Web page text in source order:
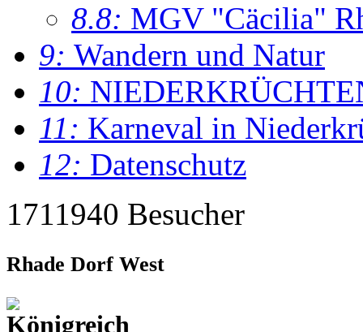
8.8: MGV "Cäcilia"
9: Wandern und Natur
10:
11: Karneval in
12: Datenschutz
1711940 Besucher
Rhade Dorf West